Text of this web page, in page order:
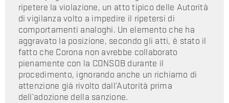
ripetere la violazione, un atto tipico delle Autorità
di vigilanza volto a impedire il ripetersi di
comportamenti analoghi. Un elemento che ha
aggravato la posizione, secondo gli atti, è stato il
fatto che Corona non avrebbe collaborato
pienamente con la CONSOB durante il
procedimento, ignorando anche un richiamo di
attenzione già rivolto dall’Autorità prima
dell’adozione della sanzione.